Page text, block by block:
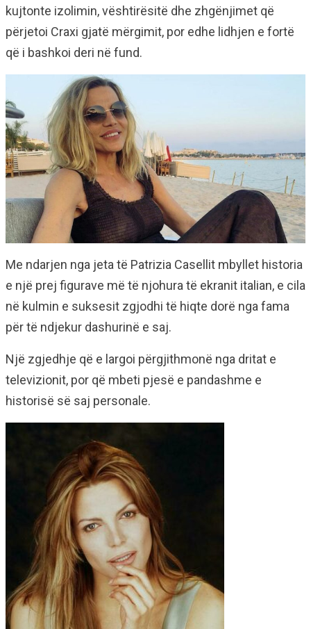
kujtonte izolimin, vështirësitë dhe zhgënjimet që
përjetoi Craxi gjatë mërgimit, por edhe lidhjen e fortë
që i bashkoi deri në fund.
Me ndarjen nga jeta të Patrizia Casellit mbyllet historia
e një prej figurave më të njohura të ekranit italian, e cila
në kulmin e suksesit zgjodhi të hiqte dorë nga fama
për të ndjekur dashurinë e saj.
Një zgjedhje që e largoi përgjithmonë nga dritat e
televizionit, por që mbeti pjesë e pandashme e
historisë së saj personale.